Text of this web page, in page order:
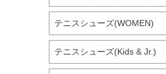
テニスシューズ(WOMEN)
テニスシューズ(Kids & Jr.)